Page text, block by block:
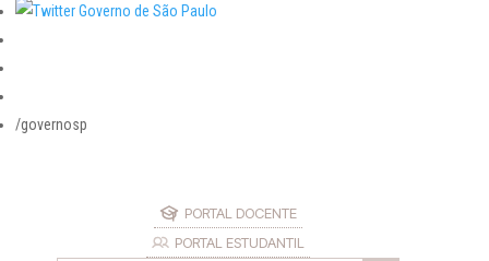
/governosp
PORTAL DOCENTE
PORTAL ESTUDANTIL